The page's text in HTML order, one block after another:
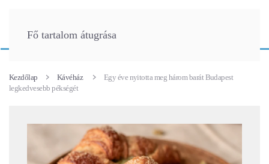
Fő tartalom átugrása
Kezdőlap Kávéház
Egy éve nyitotta meg három barát Budapest
legkedvesebb pékségét